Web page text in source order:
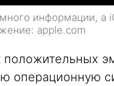
информации, а
apple.com
операционную